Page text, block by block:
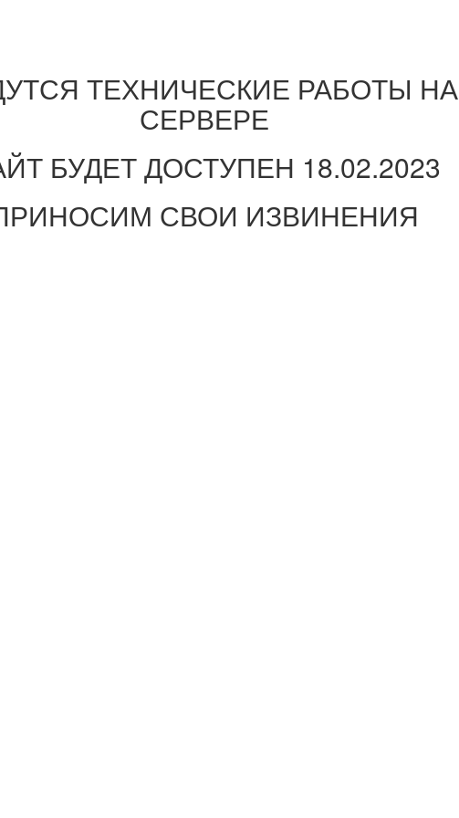
ТЕХНИЧЕСКИЕ РАБОТЫ НА
СЕРВЕРЕ
БУДЕТ ДОСТУПЕН 18.02.2023
СВОИ ИЗВИНЕНИЯ